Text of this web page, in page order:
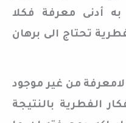
أدنى معرفة فكلا
تحتاج الى برهان
لامعرفة من غير موجود
الفطرية بالنتيجة